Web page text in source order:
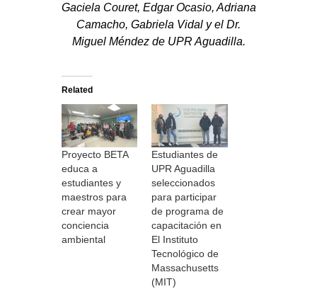
Gaciela Couret, Edgar Ocasio, Adriana
Camacho, Gabriela Vidal y el Dr.
Miguel Méndez de UPR Aguadilla.
Related
Proyecto BETA
educa a
estudiantes y
maestros para
crear mayor
conciencia
ambiental
Estudiantes de
UPR Aguadilla
seleccionados
para participar
de programa de
capacitación en
El Instituto
Tecnológico de
Massachusetts
(MIT)